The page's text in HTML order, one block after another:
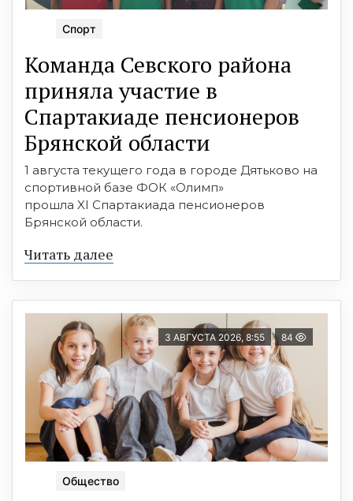
Спорт
Команда Севского района
приняла участие в
Спартакиаде пенсионеров
Брянской области
1 августа текущего года в городе Дятьково на
спортивной базе ФОК «Олимп»
прошла XI Спартакиада пенсионеров
Брянской области.
Читать далее
3 АВГУСТА 2026, 8:55 84
Общество